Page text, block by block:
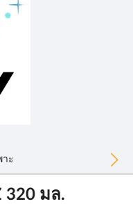
าะ
320 มล.